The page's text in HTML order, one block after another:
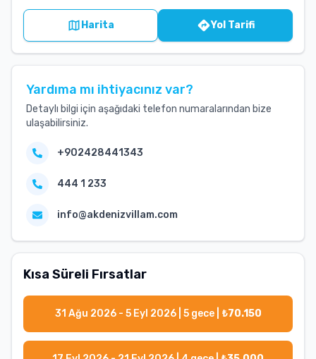
Harita Yol Tarifi
Yardıma mı ihtiyacınız var?
Detaylı bilgi için aşağıdaki telefon numaralarından bize
ulaşabilirsiniz.
+902428441343
444 1 233
info@akdenizvillam.com
Kısa Süreli Fırsatlar
31 Ağu 2026 - 5 Eyl 2026| 5gece | ₺70.150